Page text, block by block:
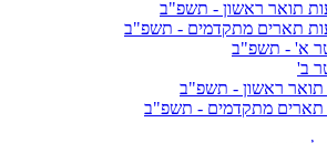
תואר ראשון - תשפ"ב
תארים מתקדמים - תשפ"ב
א' - תשפ"ב
ב'
תואר ראשון - תשפ"ב
תארים מתקדמים - תשפ"ב